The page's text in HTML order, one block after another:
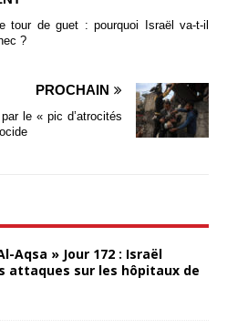
tour de guet : pourquoi Israël va-t-il
?
PROCHAIN
le « pic d’atrocités
Aqsa » Jour 172 : Israël
attaques sur les hôpitaux de